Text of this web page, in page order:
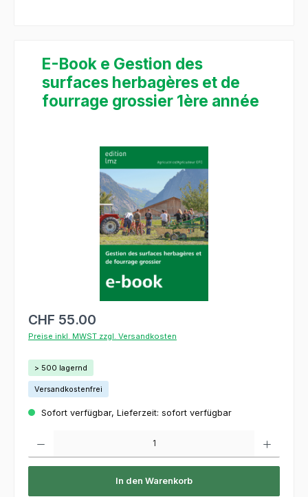
E-Book e Gestion des
surfaces herbagères et de
fourrage grossier 1ère année
Bildergalerie überspringen
CHF 55.00
Preise inkl. MWST zzgl. Versandkosten
> 500 lagernd
Versandkostenfrei
Sofort verfügbar, Lieferzeit: sofort verfügbar
In den Warenkorb